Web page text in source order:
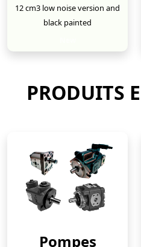
12 cm3 low noise version and
black painted
PRODUITS
Pompes